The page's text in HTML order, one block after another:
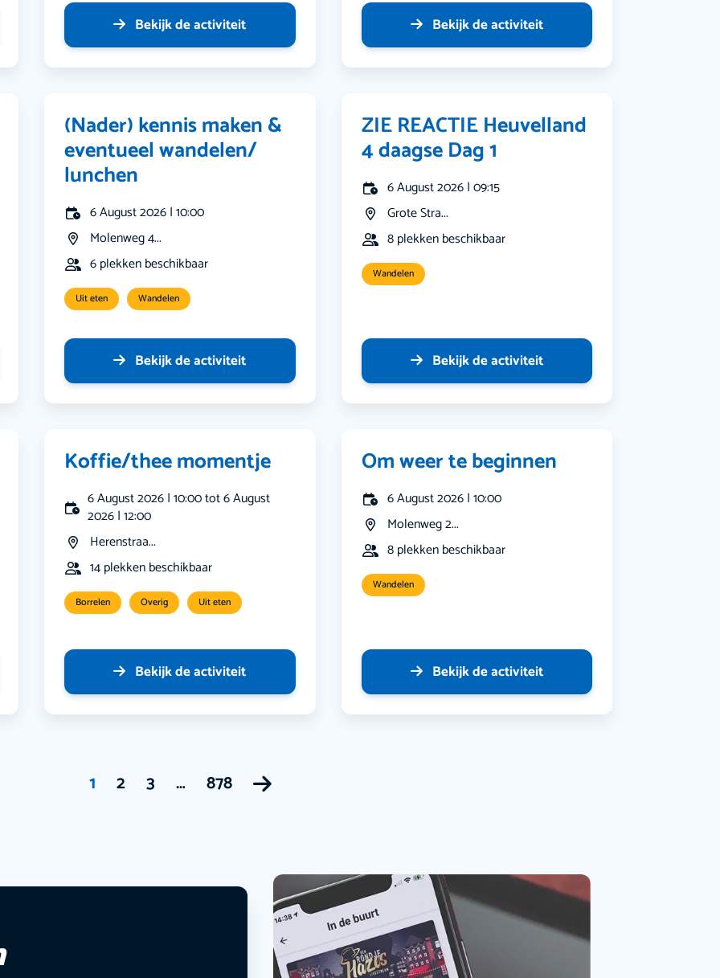
Bekijk de activiteit Bekijk de activiteit
(Nader) kennis maken &
eventueel wandelen/
lunchen
6 August 2026 | 10:00
Molenweg 4...
6 plekken beschikbaar
Uit eten Wandelen
Bekijk de activiteit
ZIE REACTIE Heuvelland
4 daagse Dag 1
6 August 2026 | 09:15
Grote Stra...
8 plekken beschikbaar
Wandelen
Bekijk de activiteit
Koffie/thee momentje
6 August 2026 | 10:00 tot 6 August
2026 | 12:00
Herenstraa...
14 plekken beschikbaar
Borrelen Overig Uit eten
Bekijk de activiteit
Om weer te beginnen
6 August 2026 | 10:00
Molenweg 2...
8 plekken beschikbaar
Wandelen
Bekijk de activiteit
1 2 3 … 878